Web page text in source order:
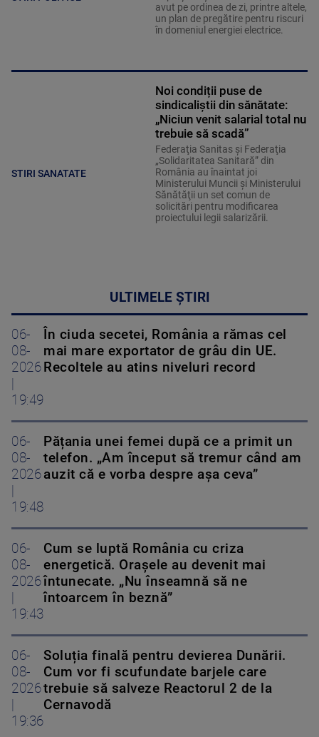
avut pe ordinea de zi, printre altele,
un plan de pregătire pentru riscuri
în domeniul energiei electrice.
STIRI SANATATE
Noi condiții puse de
sindicaliștii din sănătate:
„Niciun venit salarial total nu
trebuie să scadă”
Federaţia Sanitas şi Federaţia
„Solidaritatea Sanitară” din
România au înaintat joi
Ministerului Muncii şi Ministerului
Sănătăţii un set comun de
solicitări pentru modificarea
proiectului legii salarizării.
ULTIMELE ȘTIRI
06-
08-
2026
19:49
În ciuda secetei, România a rămas cel
mai mare exportator de grâu din UE.
Recoltele au atins niveluri record
06-
08-
2026
19:48
Pățania unei femei după ce a primit un
telefon. „Am început să tremur când am
auzit că e vorba despre așa ceva”
06-
08-
2026
19:43
Cum se luptă România cu criza
energetică. Orașele au devenit mai
întunecate. „Nu înseamnă să ne
întoarcem în beznă”
06-
08-
2026
19:36
Soluția finală pentru devierea Dunării.
Cum vor fi scufundate barjele care
trebuie să salveze Reactorul 2 de la
Cernavodă